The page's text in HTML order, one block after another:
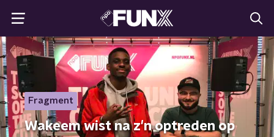
Fragment
Wakeem wist na z'n optreden op